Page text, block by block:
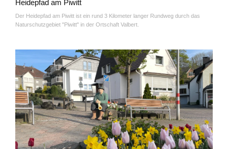
Heidepfad am Piwitt
Der Heidepfad am Piwitt ist ein rund 3 Kilometer langer Rundweg durch das
Naturschutzgebiet "Piwitt" in der Ortschaft Valbert.